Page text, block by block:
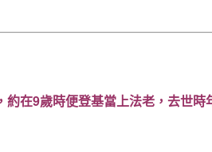
在9歲時便登基當上法老，去世時